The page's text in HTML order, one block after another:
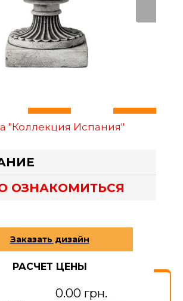
"Коллекция Испания"
ОЗНАКОМИТЬСЯ
РАСЧЕТ ЦЕНЫ
0.00 грн.